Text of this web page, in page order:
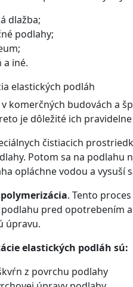
dlažba;
podlahy;
a iné.
elastických podláh
komerčných budovách a
je dôležité ich
čistiacich
Potom sa na podlahu
opláchne vodou a vysuší
polymerizácia. Tento
pred opotrebením
úpravu.
elastických podláh sú:
z povrchu podlahy